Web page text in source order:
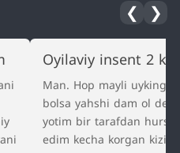
❮ ❯
Oyilaviy insent 2
Man. Hop mayli uyking
bolsa yahshi dam ol
yotim bir tarafdan
edim kecha korgan kizim